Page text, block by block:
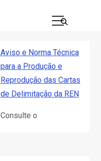
Aviso e Norma Técnica
para a Produção e
Reprodução das Cartas
de Delimitação da REN
Consulte o